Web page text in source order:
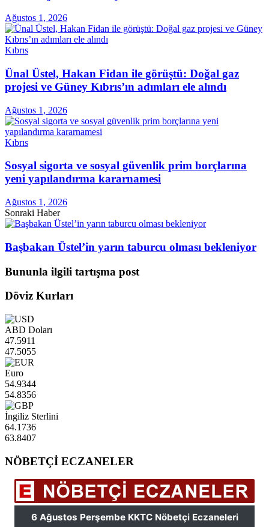
Ağustos 1, 2026
Kıbrıs
Ünal Üstel, Hakan Fidan ile görüştü: Doğal gaz
projesi ve Güney Kıbrıs’ın adımları ele alındı
Ağustos 1, 2026
Kıbrıs
Sosyal sigorta ve sosyal güvenlik prim borçlarına
yeni yapılandırma kararnamesi
Ağustos 1, 2026
Sonraki Haber
Başbakan Üstel’in yarın taburcu olması bekleniyor
Bununla ilgili tartışma post
Döviz Kurları
ABD Doları
47.5911
47.5055
Euro
54.9344
54.8356
İngiliz Sterlini
64.1736
63.8407
NÖBETÇİ ECZANELER